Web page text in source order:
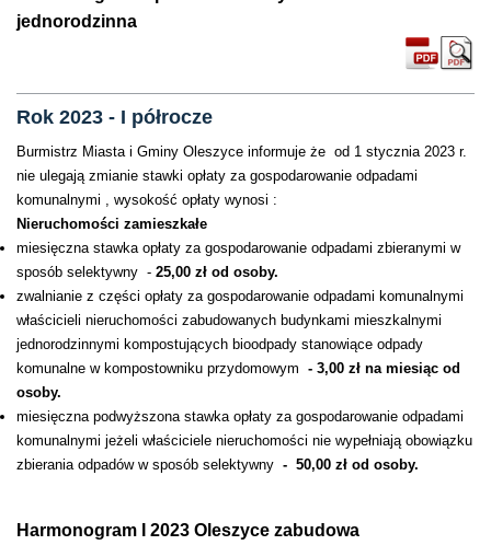
jednorodzinna
Rok 2023 - I półrocze
Burmistrz Miasta i Gminy Oleszyce informuje że od 1 stycznia 2023 r.
nie ulegają zmianie stawki opłaty za gospodarowanie odpadami
komunalnymi , wysokość opłaty wynosi :
Nieruchomości zamieszkałe
miesięczna stawka opłaty za gospodarowanie odpadami zbieranymi w
sposób selektywny - 25,00 zł od osoby.
zwalnianie z części opłaty za gospodarowanie odpadami komunalnymi
właścicieli nieruchomości zabudowanych budynkami mieszkalnymi
jednorodzinnymi kompostujących bioodpady stanowiące odpady
komunalne w kompostowniku przydomowym - 3,00 zł na miesiąc od
osoby.
miesięczna podwyższona stawka opłaty za gospodarowanie odpadami
komunalnymi jeżeli właściciele nieruchomości nie wypełniają obowiązku
zbierania odpadów w sposób selektywny - 50,00 zł od osoby.
Harmonogram I 2023 Oleszyce zabudowa